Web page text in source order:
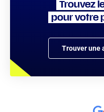
Trouvez
pour votre
Trouver une